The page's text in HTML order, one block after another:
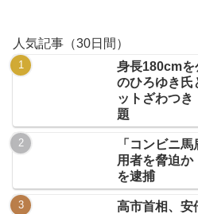
人気記事（30日間）
身長180cm
のひろゆき氏
ットざわつ
題
「コンビニ
用者を脅迫
を逮捕
高市首相、